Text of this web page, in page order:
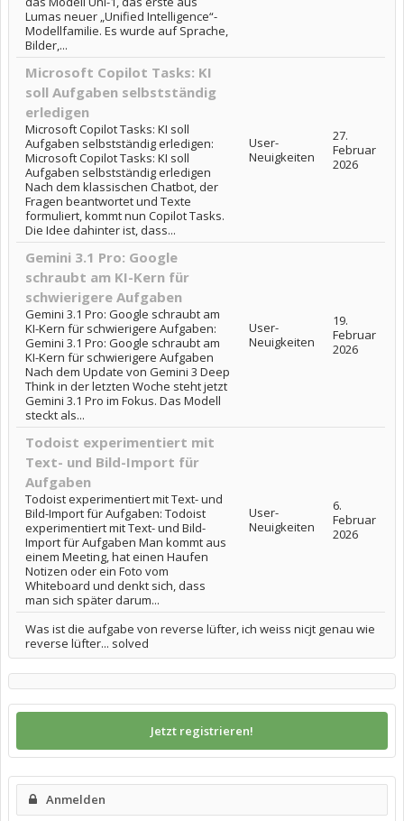
Lumas neuer „Unified Intelligence“-
Modellfamilie. Es wurde auf Sprache,
Bilder,...
Microsoft Copilot Tasks: KI
soll Aufgaben selbstständig
erledigen
Microsoft Copilot Tasks: KI soll
Aufgaben selbstständig erledigen:
Microsoft Copilot Tasks: KI soll
Aufgaben selbstständig erledigen
Nach dem klassischen Chatbot, der
Fragen beantwortet und Texte
formuliert, kommt nun Copilot Tasks.
Die Idee dahinter ist, dass...
User-
Neuigkeiten
27.
Februar
2026
Gemini 3.1 Pro: Google
schraubt am KI-Kern für
schwierigere Aufgaben
Gemini 3.1 Pro: Google schraubt am
KI-Kern für schwierigere Aufgaben:
Gemini 3.1 Pro: Google schraubt am
KI-Kern für schwierigere Aufgaben
Nach dem Update von Gemini 3 Deep
Think in der letzten Woche steht jetzt
Gemini 3.1 Pro im Fokus. Das Modell
steckt als...
User-
Neuigkeiten
19.
Februar
2026
Todoist experimentiert mit
Text- und Bild-Import für
Aufgaben
Todoist experimentiert mit Text- und
Bild-Import für Aufgaben: Todoist
experimentiert mit Text- und Bild-
Import für Aufgaben Man kommt aus
einem Meeting, hat einen Haufen
Notizen oder ein Foto vom
Whiteboard und denkt sich, dass
man sich später darum...
User-
Neuigkeiten
6.
Februar
2026
Was ist die aufgabe von reverse lüfter, ich weiss nicjt genau wie
reverse lüfter... solved
Jetzt registrieren!
Anmelden